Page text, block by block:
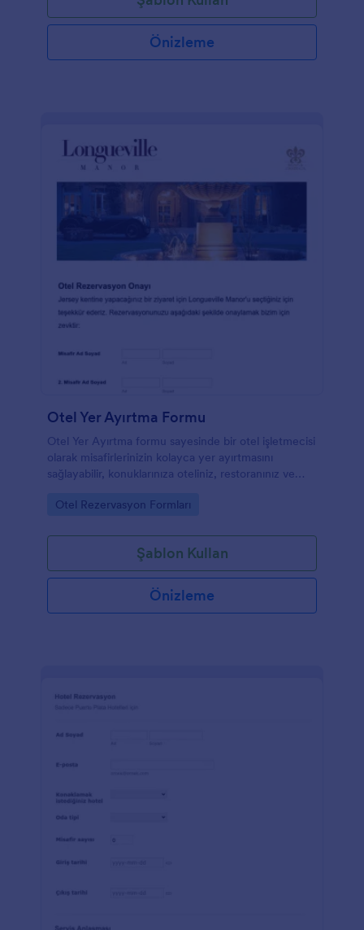
Önizleme
Otel Yer Ayırtma Formu
Otel Yer Ayırtma formu sayesinde bir otel işletmecisi
olarak misafirlerinizin kolayca yer ayırtmasını
sağlayabilir, konuklarınıza oteliniz, restoranınız ve
Konaklama tarihleri ve diğer ihtiyaçlar için özel
yeniden düzenleyebilirsiniz.
Go to Category:
Otel Rezervasyon Formları
Şablon Kullan
Önizleme